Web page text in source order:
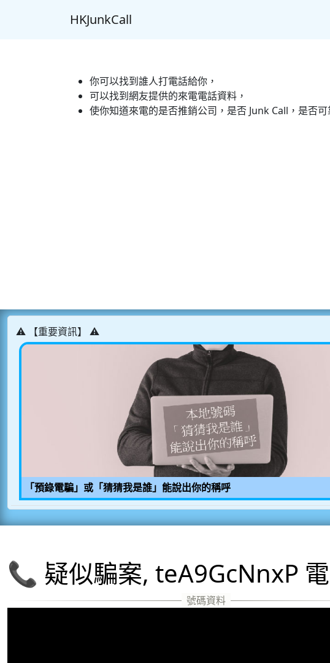
HKJunkCall
你可以找到誰人打電話給你，
可以找到網友提供的來電電話資料，
使你知道來電的是否推銷公司，是否 Junk Call，是否可
⚠️ 【重要資訊】 ⚠️
「預錄電騙」或「猜猜我是誰」能說出你的稱呼
📞 疑似騙案, teA9GcNnxP